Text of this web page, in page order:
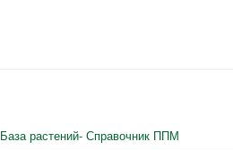
База растений- Справочник ППМ